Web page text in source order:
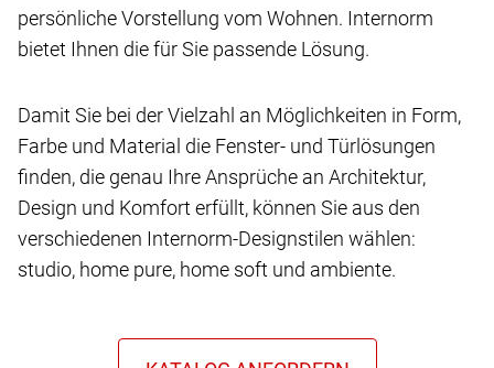
persönliche Vorstellung vom Wohnen. Internorm
bietet Ihnen die für Sie passende Lösung.
Damit Sie bei der Vielzahl an Möglichkeiten in Form,
Farbe und Material die Fenster- und Türlösungen
finden, die genau Ihre Ansprüche an Architektur,
Design und Komfort erfüllt, können Sie aus den
verschiedenen Internorm-Designstilen wählen:
studio, home pure, home soft und ambiente.